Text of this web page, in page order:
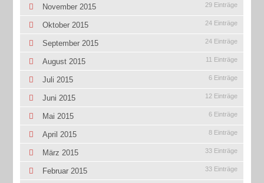
November 2015 29 Einträge
Oktober 2015 24 Einträge
September 2015 24 Einträge
August 2015 11 Einträge
Juli 2015 6 Einträge
Juni 2015 12 Einträge
Mai 2015 6 Einträge
April 2015 8 Einträge
März 2015 33 Einträge
Februar 2015 33 Einträge